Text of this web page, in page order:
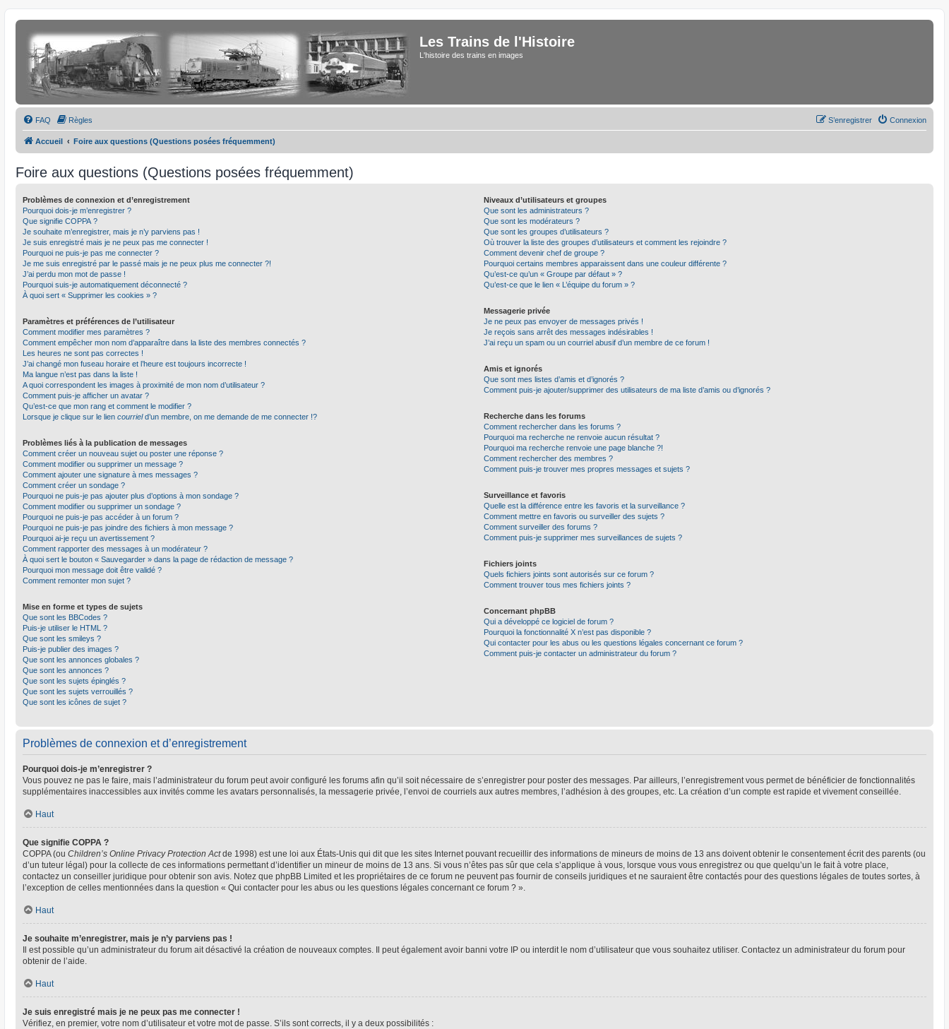
Les Trains de l'Histoire
L'histoire des trains en images
FAQ Règles Connexion
S’enregistrer
Accueil Foire aux questions (Questions posées fréquemment)
Foire aux questions (Questions posées fréquemment)
Problèmes de connexion et d’enregistrement
Pourquoi dois-je m’enregistrer ?
Que signifie COPPA ?
Je souhaite m’enregistrer, mais je n’y parviens pas !
Je suis enregistré mais je ne peux pas me connecter !
Pourquoi ne puis-je pas me connecter ?
Je me suis enregistré par le passé mais je ne peux plus me connecter ?!
J’ai perdu mon mot de passe !
Pourquoi suis-je automatiquement déconnecté ?
À quoi sert « Supprimer les cookies » ?
Paramètres et préférences de l’utilisateur
Comment modifier mes paramètres ?
Comment empêcher mon nom d’apparaître dans la liste des membres connectés ?
Les heures ne sont pas correctes !
J’ai changé mon fuseau horaire et l’heure est toujours incorrecte !
Ma langue n’est pas dans la liste !
A quoi correspondent les images à proximité de mon nom d’utilisateur ?
Comment puis-je afficher un avatar ?
Qu’est-ce que mon rang et comment le modifier ?
Lorsque je clique sur le lien courrield’un membre, on me demande de me connecter !?
Problèmes liés à la publication de messages
Comment créer un nouveau sujet ou poster une réponse ?
Comment modifier ou supprimer un message ?
Comment ajouter une signature à mes messages ?
Comment créer un sondage ?
Pourquoi ne puis-je pas ajouter plus d’options à mon sondage ?
Comment modifier ou supprimer un sondage ?
Pourquoi ne puis-je pas accéder à un forum ?
Pourquoi ne puis-je pas joindre des fichiers à mon message ?
Pourquoi ai-je reçu un avertissement ?
Comment rapporter des messages à un modérateur ?
À quoi sert le bouton « Sauvegarder » dans la page de rédaction de message ?
Pourquoi mon message doit être validé ?
Comment remonter mon sujet ?
Mise en forme et types de sujets
Que sont les BBCodes ?
Puis-je utiliser le HTML ?
Que sont les smileys ?
Puis-je publier des images ?
Que sont les annonces globales ?
Que sont les annonces ?
Que sont les sujets épinglés ?
Que sont les sujets verrouillés ?
Que sont les icônes de sujet ?
Niveaux d’utilisateurs et groupes
Que sont les administrateurs ?
Que sont les modérateurs ?
Que sont les groupes d’utilisateurs ?
Où trouver la liste des groupes d’utilisateurs et comment les rejoindre ?
Comment devenir chef de groupe ?
Pourquoi certains membres apparaissent dans une couleur différente ?
Qu’est-ce qu’un « Groupe par défaut » ?
Qu’est-ce que le lien « L’équipe du forum » ?
Messagerie privée
Je ne peux pas envoyer de messages privés !
Je reçois sans arrêt des messages indésirables !
J’ai reçu un spam ou un courriel abusif d’un membre de ce forum !
Amis et ignorés
Que sont mes listes d’amis et d’ignorés ?
Comment puis-je ajouter/supprimer des utilisateurs de ma liste d’amis ou d’ignorés ?
Recherche dans les forums
Comment rechercher dans les forums ?
Pourquoi ma recherche ne renvoie aucun résultat ?
Pourquoi ma recherche renvoie une page blanche ?!
Comment rechercher des membres ?
Comment puis-je trouver mes propres messages et sujets ?
Surveillance et favoris
Quelle est la différence entre les favoris et la surveillance ?
Comment mettre en favoris ou surveiller des sujets ?
Comment surveiller des forums ?
Comment puis-je supprimer mes surveillances de sujets ?
Fichiers joints
Quels fichiers joints sont autorisés sur ce forum ?
Comment trouver tous mes fichiers joints ?
Concernant phpBB
Qui a développé ce logiciel de forum ?
Pourquoi la fonctionnalité X n’est pas disponible ?
Qui contacter pour les abus ou les questions légales concernant ce forum ?
Comment puis-je contacter un administrateur du forum ?
Problèmes de connexion et d’enregistrement
Pourquoi dois-je m’enregistrer ?
Vous pouvez ne pas le faire, mais l’administrateur du forum peut avoir configuré les forums afin qu’il soit nécessaire de s’enregistrer pour poster des messages. Par ailleurs, l’enregistrement vous permet de bénéficier de fonctionnalités
supplémentaires inaccessibles aux invités comme les avatars personnalisés, la messagerie privée, l’envoi de courriels aux autres membres, l’adhésion à des groupes, etc. La création d’un compte est rapide et vivement conseillée.
Haut
Que signifie COPPA ?
COPPA (ou Children’s Online Privacy Protection Actde 1998) est une loi aux États-Unis qui dit que les sites Internet pouvant recueillir des informations de mineurs de moins de 13 ans doivent obtenir le consentement écrit des parents (ou
d’un tuteur légal) pour la collecte de ces informations permettant d’identifier un mineur de moins de 13 ans. Si vous n’êtes pas sûr que cela s’applique à vous, lorsque vous vous enregistrez ou que quelqu’un le fait à votre place,
contactez un conseiller juridique pour obtenir son avis. Notez que phpBB Limited et les propriétaires de ce forum ne peuvent pas fournir de conseils juridiques et ne sauraient être contactés pour des questions légales de toutes sortes, à
l’exception de celles mentionnées dans la question « Qui contacter pour les abus ou les questions légales concernant ce forum ? ».
Haut
Je souhaite m’enregistrer, mais je n’y parviens pas !
Il est possible qu’un administrateur du forum ait désactivé la création de nouveaux comptes. Il peut également avoir banni votre IP ou interdit le nom d’utilisateur que vous souhaitez utiliser. Contactez un administrateur du forum pour
obtenir de l’aide.
Haut
Je suis enregistré mais je ne peux pas me connecter !
Vérifiez, en premier, votre nom d’utilisateur et votre mot de passe. S’ils sont corrects, il y a deux possibilités :